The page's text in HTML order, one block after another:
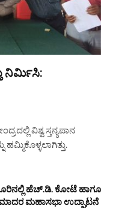
ನಿರ್ಮಿಸಿ:
ವಿಶ್ವ ಸ್ತನ್ಯಪಾನ
ಹೆಚ್.ಡಿ. ಕೋಟೆ ಹಾಗೂ
ಮಾದರ ಮಹಾಸಭಾ ಉದ್ಘಾಟನೆ